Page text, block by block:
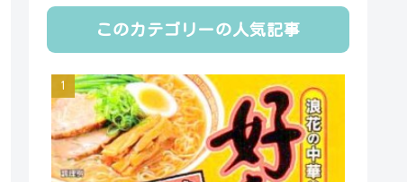
います。
このカテゴリーの人気記事